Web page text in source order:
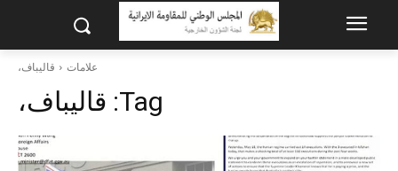
علامات قاليباف،
Tag: قاليباف،